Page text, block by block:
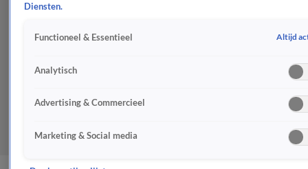
Diensten.
Functioneel & Essentieel Altijd
Analytisch
Advertising & Commercieel
Marketing & Social media